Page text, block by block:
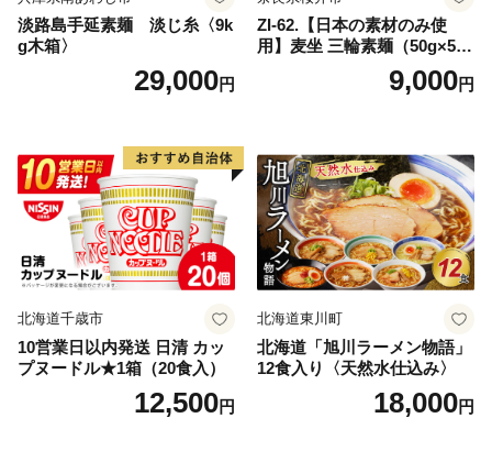
淡路島手延素麺 淡じ糸〈9k
g木箱〉
29,000円
ZI-62.【日本の素材のみ使
用】麦坐 三輪素麺（50g×5束
9,000円
北海道千歳市
10営業日以内発送 日清 カッ
プヌードル★1箱（20食入）
12,500円
北海道東川町
北海道「旭川ラーメン物語」
12食入り〈天然水仕込み〉
18,000円